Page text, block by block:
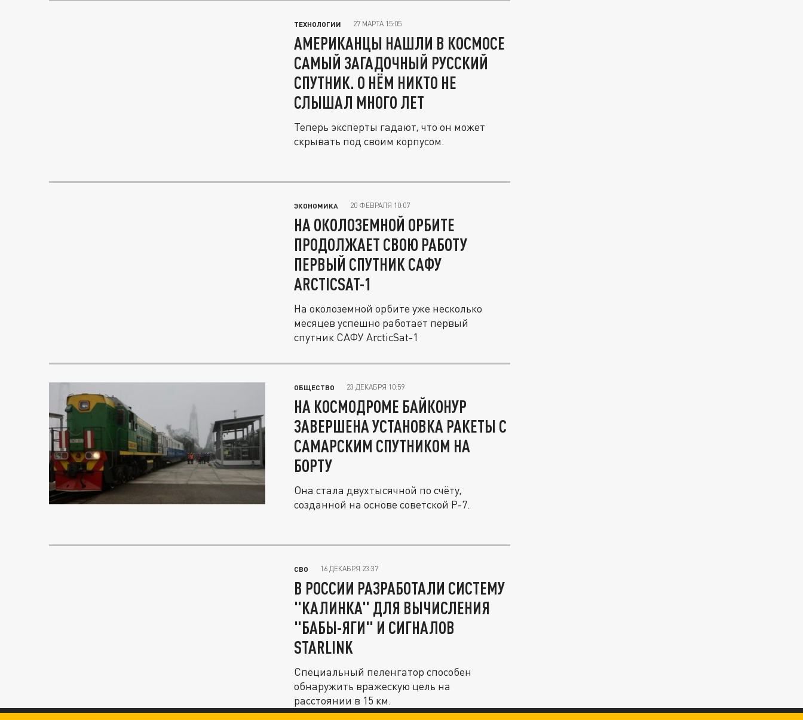
ТЕХНОЛОГИИ 27 МАРТА 15:05
АМЕРИКАНЦЫ НАШЛИ В КОСМОСЕ
САМЫЙ ЗАГАДОЧНЫЙ РУССКИЙ
СПУТНИК. О НЁМ НИКТО НЕ
СЛЫШАЛ МНОГО ЛЕТ
Теперь эксперты гадают, что он может
скрывать под своим корпусом.
ЭКОНОМИКА 20 ФЕВРАЛЯ 10:07
НА ОКОЛОЗЕМНОЙ ОРБИТЕ
ПРОДОЛЖАЕТ СВОЮ РАБОТУ
ПЕРВЫЙ СПУТНИК САФУ
ARCTICSAT-1
На околоземной орбите уже несколько
месяцев успешно работает первый
спутник САФУ ArcticSat-1
ОБЩЕСТВО 23 ДЕКАБРЯ 10:59
НА КОСМОДРОМЕ БАЙКОНУР
ЗАВЕРШЕНА УСТАНОВКА РАКЕТЫ С
САМАРСКИМ СПУТНИКОМ НА
БОРТУ
Она стала двухтысячной по счёту,
созданной на основе советской Р-7.
СВО 16 ДЕКАБРЯ 23:37
В РОССИИ РАЗРАБОТАЛИ СИСТЕМУ
"КАЛИНКА" ДЛЯ ВЫЧИСЛЕНИЯ
"БАБЫ-ЯГИ" И СИГНАЛОВ
STARLINK
Специальный пеленгатор способен
обнаружить вражескую цель на
расстоянии в 15 км.